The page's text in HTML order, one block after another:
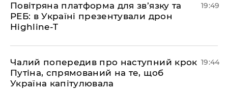
​Повітряна платформа для зв’язку та
РЕБ: в Україні презентували дрон
Highline-T
19:49
​Чалий попередив про наступний крок
Путіна, спрямований на те, щоб
Україна капітулювала
19:44